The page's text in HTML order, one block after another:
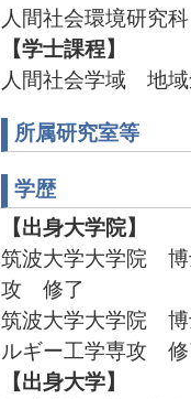
人間社会環境研究
【学士課程】
人間社会学域 地
所属研究室等
学歴
【出身大学院】
筑波大学大学院
攻 修了
筑波大学大学院
ルギー工学専攻
【出身大学】